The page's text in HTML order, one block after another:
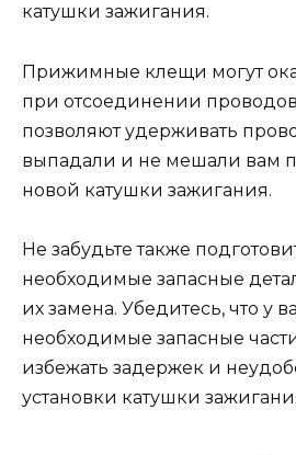
катушки зажигания.
Прижимные клещи могут
при отсоединении
позволяют удерживать
выпадали и не мешали вам
новой катушки зажигания.
Не забудьте также
необходимые запасные
их замена. Убедитесь, что у
необходимые запасные
избежать задержек и
установки катушки